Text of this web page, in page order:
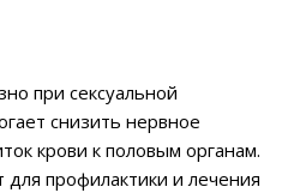
при сексуальной
снизить нервное
крови к половым органам.
для профилактики и лечения